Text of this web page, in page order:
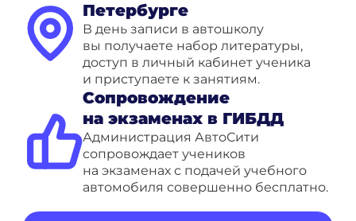
Петербурге
В день записи в автошколу
вы получаете набор литературы,
доступ в личный кабинет ученика
и приступаете к занятиям.
Сопровождение
на экзаменах в ГИБДД
Администрация АвтоСити
сопровождает учеников
на экзаменах с подачей учебного
автомобиля совершенно бесплатно.